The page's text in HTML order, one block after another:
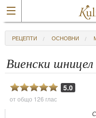
РЕЦЕПТИ ОСНОВНИ
Виенски шницел
5.0
от общо 126 глас